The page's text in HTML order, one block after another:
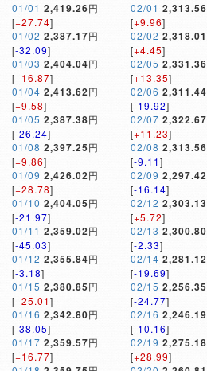
01/01 2,419.26円
[+27.74]
01/02 2,387.17円
[-32.09]
01/03 2,404.04円
[+16.87]
01/04 2,413.62円
[+9.58]
01/05 2,387.38円
[-26.24]
01/08 2,397.25円
[+9.86]
01/09 2,426.02円
[+28.78]
01/10 2,404.05円
[-21.97]
01/11 2,359.02円
[-45.03]
01/12 2,355.84円
[-3.18]
01/15 2,380.85円
[+25.01]
01/16 2,342.80円
[-38.05]
01/17 2,359.57円
[+16.77]
02/01 2,313.56
[+9.96]
02/02 2,318.01
[+4.45]
02/05 2,331.36
[+13.35]
02/06 2,311.44
[-19.92]
02/07 2,322.67
[+11.23]
02/08 2,313.56
[-9.11]
02/09 2,297.42
[-16.14]
02/12 2,303.13
[+5.72]
02/13 2,300.80
[-2.33]
02/14 2,281.12
[-19.69]
02/15 2,256.35
[-24.77]
02/16 2,246.19
[-10.16]
02/19 2,275.18
[+28.99]